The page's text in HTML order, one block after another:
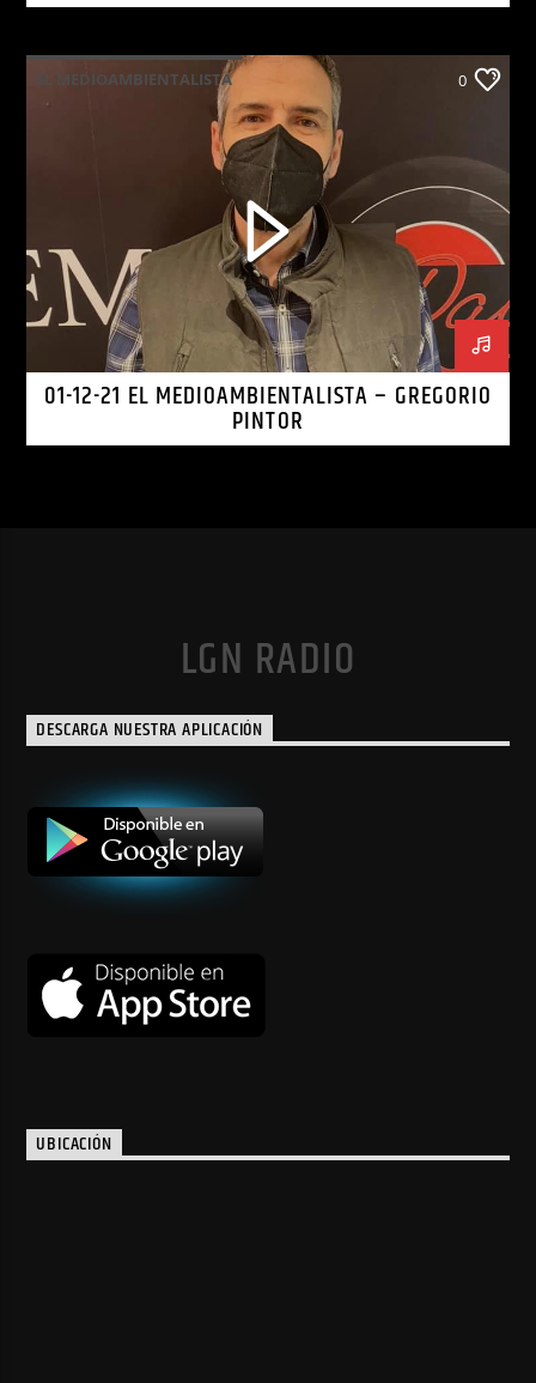
EL MEDIOAMBIENTALISTA 0
01-12-21 EL MEDIOAMBIENTALISTA – GREGORIO
PINTOR
LGN RADIO
DESCARGA NUESTRA APLICACIÓN
UBICACIÓN